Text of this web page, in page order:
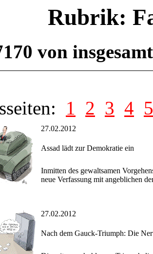
Rubrik:
von
1 2 3 4 5
27.02.2012
Assad lädt zur Demokratie ein
Inmitten des gewaltsamen
neue Verfassung mit angeblichen
27.02.2012
Nach dem Gauck-Triumph: Die